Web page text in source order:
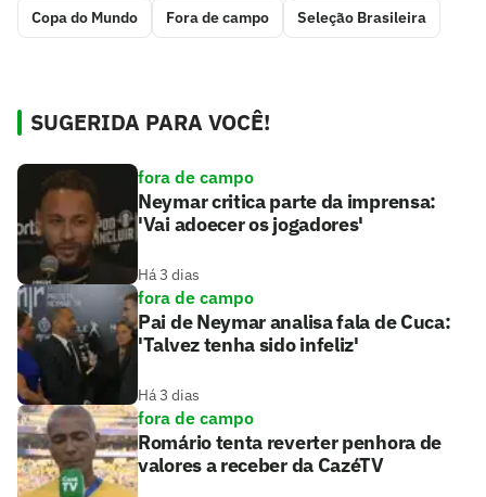
Copa do Mundo Fora de campo Seleção Brasileira
SUGERIDA PARA VOCÊ!
fora de campo
Neymar critica parte da imprensa:
'Vai adoecer os jogadores'
Há 3 dias
fora de campo
Pai de Neymar analisa fala de Cuca:
'Talvez tenha sido infeliz'
Há 3 dias
fora de campo
Romário tenta reverter penhora de
valores a receber da CazéTV